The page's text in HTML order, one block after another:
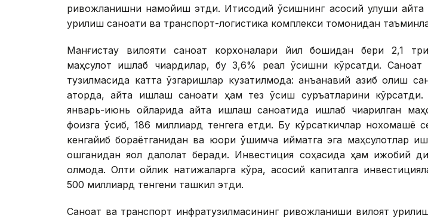
ривожланишни намойиш этди. Иқтисодий ўсишнинг асосий улуши
қурилиш саноати ва транспорт-логистика комплекси томонидан
Манғистау вилояти саноат корхоналари йил бошидан бери 2,1
маҳсулот ишлаб чиқардилар, бу 3,6% реал ўсишни кўрсатди. Саноат
тузилмасида катта ўзгаришлар кузатилмоқда: анъанавий қазиб олиш
қаторда, қайта ишлаш саноати ҳам тез ўсиш суръатларини
январь-июнь ойларида қайта ишлаш саноатида ишлаб чиқарилган
фоизга ўсиб, 186 миллиард тенгега етди. Бу кўрсаткичлар нохомашё
кенгайиб бораётганидан ва юқори қўшимча қийматга эга маҳсулотлар
ошганидан яққол далолат беради. Инвестиция соҳасида ҳам ижобий
қолмоқда. Олти ойлик натижаларга кўра, асосий капиталга
500 миллиард тенгени ташкил этди.
Саноат ва транспорт инфратузилмасининг ривожланиши вилоят